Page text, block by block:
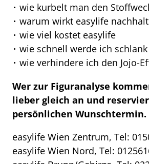
wie kurbelt man den
warum wirkt easylife
wie viel kostet easylife
wie schnell werde ich schlank
wie verhindere ich den Jojo-
Wer zur Figuranalyse
lieber gleich an und
persönlichen Wunschtermin.
easylife Wien Zentrum, Tel:
easylife Wien Nord, Tel: